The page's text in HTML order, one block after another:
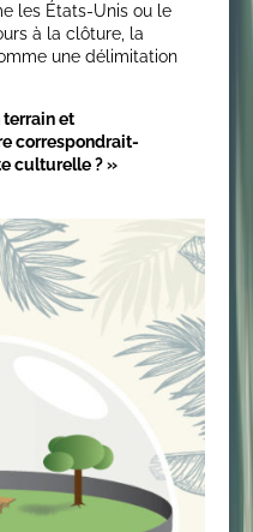
les États-Unis ou le
à la clôture, la
une délimitation
et
correspondrait-
culturelle ? »